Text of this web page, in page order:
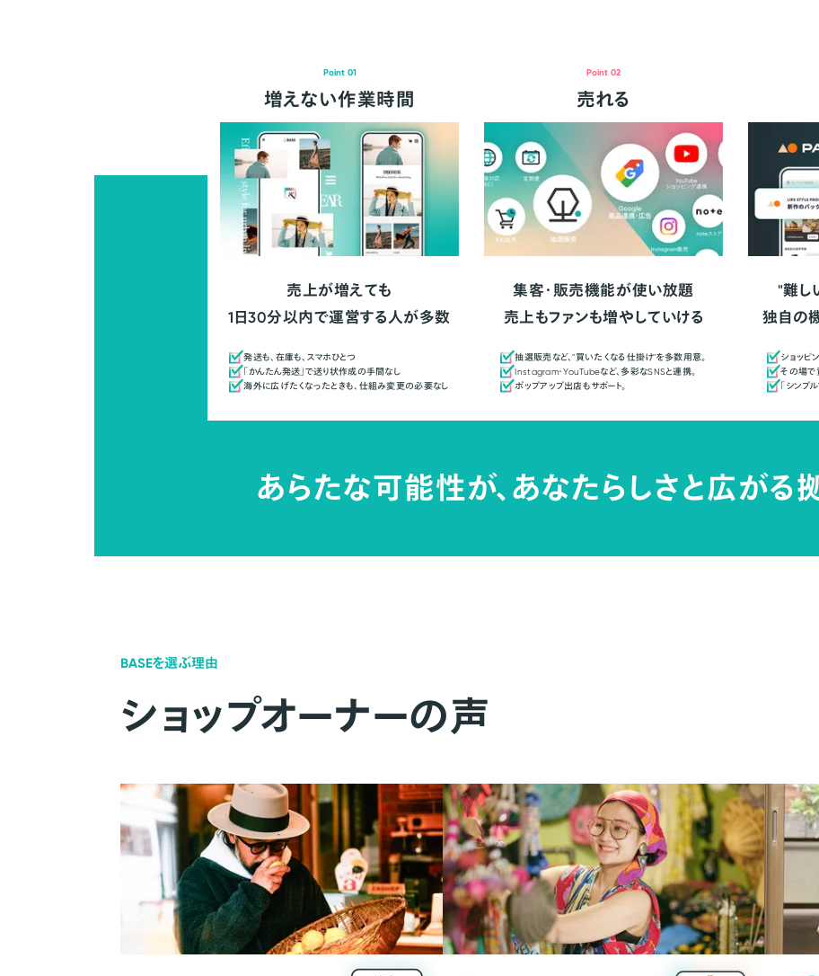
Point 01
増えない作業時間
売上が増えても
1日30分以内で運営する人が多数
発送も、在庫も、スマホひとつ
「かんたん発送」で送り状作成の手間なし
海外に広げたくなったときも、仕組み変更の必要なし
Point 02
売れる
集客・販売機能が使い放題
売上もファンも増やしていける
抽選販売など、"買いたくなる仕掛け"を多数用意。
Instagram・YouTubeなど、多彩なSNSと連携。
ポップアップ出店もサポート。
"難し
独自の
ショッピ
その場で
「シンプ
あらたな可能性が、あなたらしさと広がる
BASEを選ぶ理由
ショップオーナーの声